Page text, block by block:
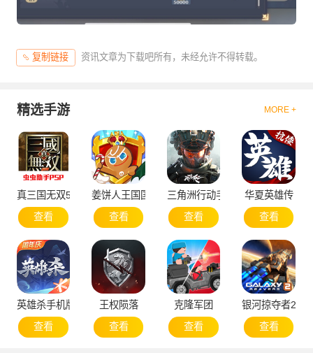
复制链接 资讯文章为下载吧所有，未经允许不得转载。
精选手游 MORE +
真三国无双5
查看
姜饼人王国国际服
查看
三角洲行动手机版
查看
华夏英雄传
查看
英雄杀手机版
查看
王权陨落
查看
克隆军团
查看
银河掠夺者2国
查看